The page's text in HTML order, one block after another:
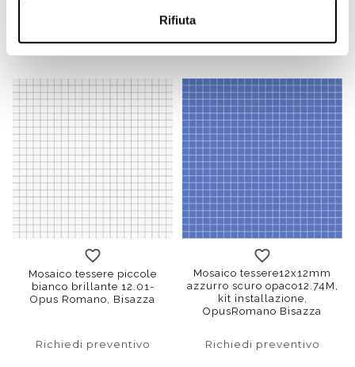
Rifiuta
Richiedi preventivo Richiedi preventivo
Mosaico tessere piccole
bianco brillante 12.01-
Opus Romano, Bisazza
Richiedi preventivo
Mosaico tessere12x12mm
azzurro scuro opaco12.74M,
kit installazione,
OpusRomano Bisazza
Richiedi preventivo